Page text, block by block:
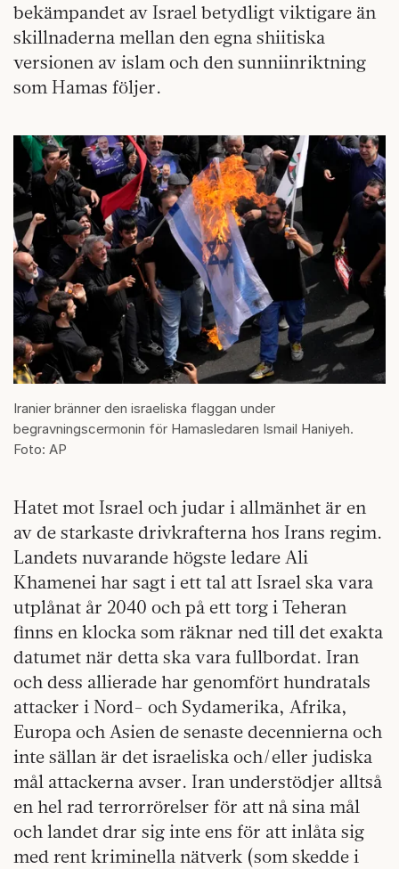
bekämpandet av Israel betydligt viktigare än
skillnaderna mellan den egna shiitiska
versionen av islam och den sunniinriktning
som Hamas följer.
Iranier bränner den israeliska flaggan under
begravningscermonin för Hamasledaren Ismail Haniyeh.
Foto: AP
Hatet mot Israel och judar i allmänhet är en
av de starkaste drivkrafterna hos Irans regim.
Landets nuvarande högste ledare Ali
Khamenei har sagt i ett tal att Israel ska vara
utplånat år 2040 och på ett torg i Teheran
finns en klocka som räknar ned till det exakta
datumet när detta ska vara fullbordat. Iran
och dess allierade har genomfört hundratals
attacker i Nord- och Sydamerika, Afrika,
Europa och Asien de senaste decennierna och
inte sällan är det israeliska och/eller judiska
mål attackerna avser. Iran understödjer alltså
en hel rad terrorrörelser för att nå sina mål
och landet drar sig inte ens för att inlåta sig
med rent kriminella nätverk (som skedde i